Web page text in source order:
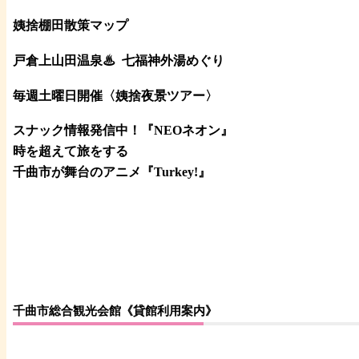
姨捨棚田散策マップ
戸倉上山田温泉♨ 七福神外湯めぐり
毎週土曜日開催〈姨捨夜景ツアー〉
スナック情報発信中！『NEOネオン』
時を超えて旅をする
千曲市が舞台のアニメ『Turkey!』
千曲市総合観光会館《貸館利用案内》